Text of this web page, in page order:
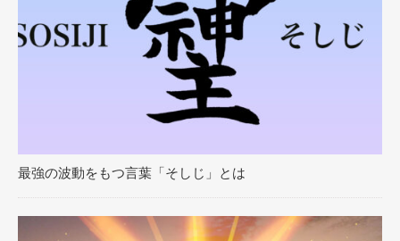
最強の波動をもつ言葉「そしじ」とは